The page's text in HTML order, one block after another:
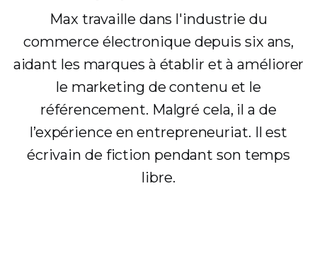
Max travaille dans l'industrie du
commerce électronique depuis six ans,
aidant les marques à établir et à améliorer
le marketing de contenu et le
référencement. Malgré cela, il a de
l’expérience en entrepreneuriat. Il est
écrivain de fiction pendant son temps
libre.